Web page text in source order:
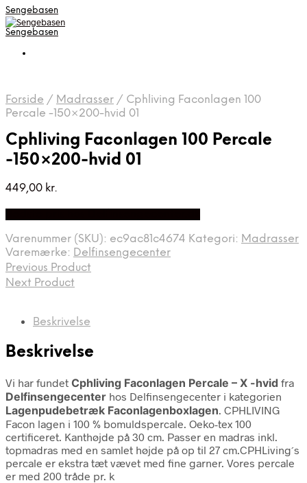
Sengebasen
Sengebasen
Forside / Madrasser / Cphliving Faconlagen 100
Percale -150×200-hvid 01
Cphliving Faconlagen 100 Percale
-150×200-hvid 01
449,00 kr.
Varenummer (SKU): ec9ac81c4674 Kategori: Madrasser
Varemærke: Delfinsengecenter
Previous Product
Next Product
Beskrivelse
Beskrivelse
Vi har fundet Cphliving Faconlagen Percale – X -hvid fra
Delfinsengecenter hos Delfinsengecenter i kategorien
Lagenpudebetræk Faconlagenboxlagen. CPHLIVING
Facon lagen i 100 % bomuldspercale. Oeko-tex 100
certificeret. Kanthøjde på 30 cm. Passer en madras inkl.
topmadras med en samlet højde på op til 27 cm.CPHLiving´s
percale er ekstra tæt vævet med fine garner. Vores percale
er med 200 tråde pr. k